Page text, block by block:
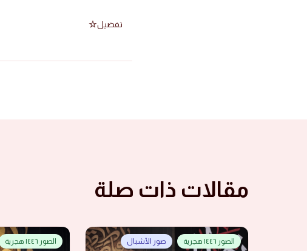
تفضيل
مقالات ذات صلة
الصور ١٤٤٦ هجرية صور الأشبال الصور ١٤٤٦ هجرية